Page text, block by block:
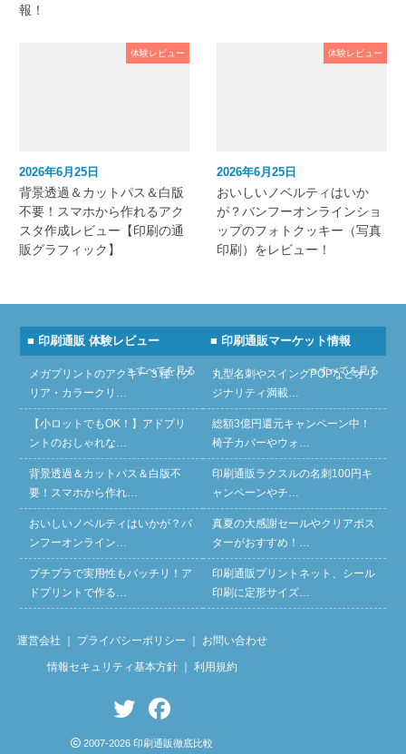
報！
体験レビュー
2026年6月25日
背景透過＆カットパス＆白版
不要！スマホから作れるアク
スタ作成レビュー【印刷の通
販グラフィック】
体験レビュー
2026年6月25日
おいしいノベルティはいか
が？バンフーオンラインショ
ップのフォトクッキー（写真
印刷）をレビュー！
■ 印刷通販 体験レビュー
» すべてを見る
メガプリントのアクキー３種（ク
リア・カラークリ…
【小ロットでもOK！】アドプリ
ントのおしゃれな…
背景透過＆カットパス＆白版不
要！スマホから作れ…
おいしいノベルティはいかが？バ
ンフーオンライン…
プチプラで実用性もバッチリ！ア
ドプリントで作る…
■ 印刷通販マーケット情報
» すべてを見る
丸型名刺やスイングPOPなどオリ
ジナリティ満載…
総額3億円還元キャンペーン中！
椅子カバーやウォ…
印刷通販ラクスルの名刺100円キ
ャンペーンやチ…
真夏の大感謝セールやクリアポス
ターがおすすめ！…
印刷通販プリントネット、シール
印刷に定形サイズ…
運営会社 ｜ プライバシーポリシー ｜ お問い合わせ
情報セキュリティ基本方針｜ 利用規約
2007-2026 印刷通販徹底比較